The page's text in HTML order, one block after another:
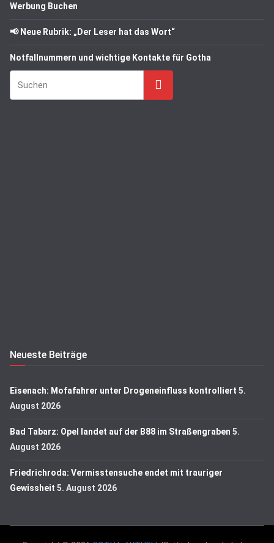
Werbung Buchen
📢 Neue Rubrik: „Der Leser hat das Wort“
Notfallnummern und wichtige Kontakte für Gotha
Suchen
Neueste Beiträge
Eisenach: Mofafahrer unter Drogeneinfluss kontrolliert 5.
August 2026
Bad Tabarz: Opel landet auf der B88 im Straßengraben 5.
August 2026
Friedrichroda: Vermisstensuche endet mit trauriger
Gewissheit 5. August 2026